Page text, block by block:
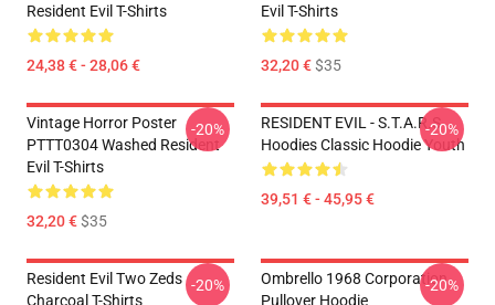
Resident Evil T-Shirts
24,38 € - 28,06 €
Evil T-Shirts
32,20 €$35
Vintage Horror Poster
PTTT0304 Washed Resident
Evil T-Shirts
32,20 €$35
-20%
RESIDENT EVIL - S.T.A.R.S
Hoodies Classic Hoodie Youth
39,51 € - 45,95 €
-20%
Resident Evil Two Zeds
Charcoal T-Shirts
-20%
Ombrello 1968 Corporation
Pullover Hoodie
-20%